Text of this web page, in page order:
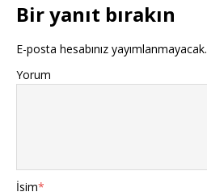
Bir yanıt bırakın
E-posta hesabınız yayımlanmayacak.
Yorum
İsim*